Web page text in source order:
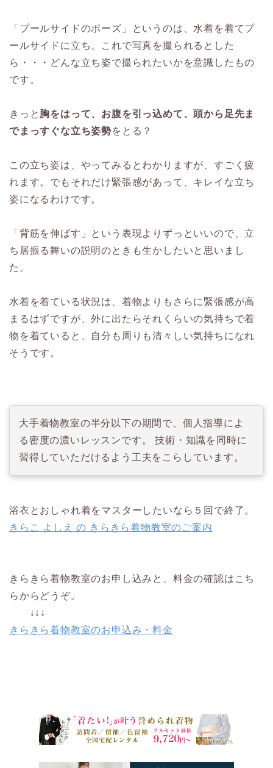
「プールサイドのポーズ」というのは、水着を着てプ
ールサイドに立ち、これで写真を撮られるとした
ら・・・どんな立ち姿で撮られたいかを意識したもの
です。
きっと 胸をはって、お腹を引っ込めて、頭から足先ま
でまっすぐな立ち姿勢をとる？
この立ち姿は、やってみるとわかりますが、すごく疲
れます。でもそれだけ緊張感があって、キレイな立ち
姿になるわけです。
「背筋を伸ばす」という表現よりずっといいので、立
ち居振る舞いの説明のときも生かしたいと思いまし
た。
水着を着ている状況は、着物よりもさらに緊張感が高
まるはずですが、外に出たらそれくらいの気持ちで着
物を着ていると、自分も周りも清々しい気持ちになれ
そうです。
大手着物教室の半分以下の期間で、個人指導によ
る密度の濃いレッスンです。 技術・知識を同時に
習得していただけるよう工夫をこらしています。
浴衣とおしゃれ着をマスターしたいなら５回で終了。
きらこ よしえ の きらきら着物教室のご案内
きらきら着物教室のお申し込みと、料金の確認はこち
らからどうぞ。
↓↓↓
きらきら着物教室のお申込み・料金